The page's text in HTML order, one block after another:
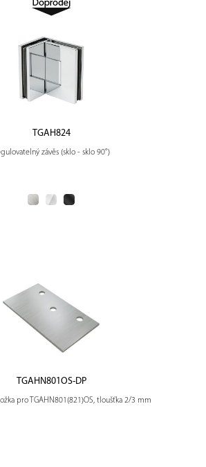
TGAH824
závěs (sklo - sklo 90°)
TGAHN801OS-DP
pro TGAHN801(821)OS, tloušťka 2/3 mm